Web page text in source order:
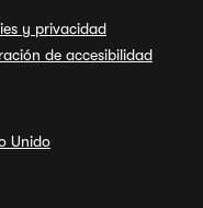
y privacidad
de accesibilidad
Unido